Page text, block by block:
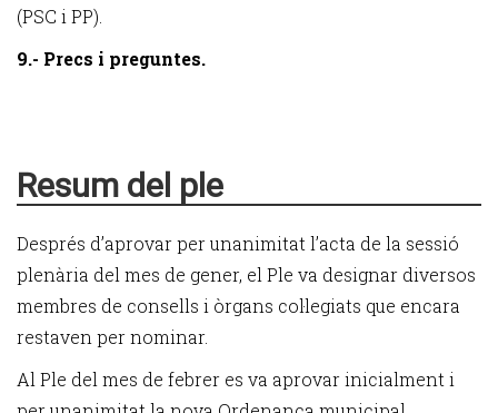
(PSC i PP).
9.- Precs i preguntes.
Resum del ple
Després d’aprovar per unanimitat l’acta de la sessió
plenària del mes de gener, el Ple va designar diversos
membres de consells i òrgans col·legiats que encara
restaven per nominar.
Al Ple del mes de febrer es va aprovar inicialment i